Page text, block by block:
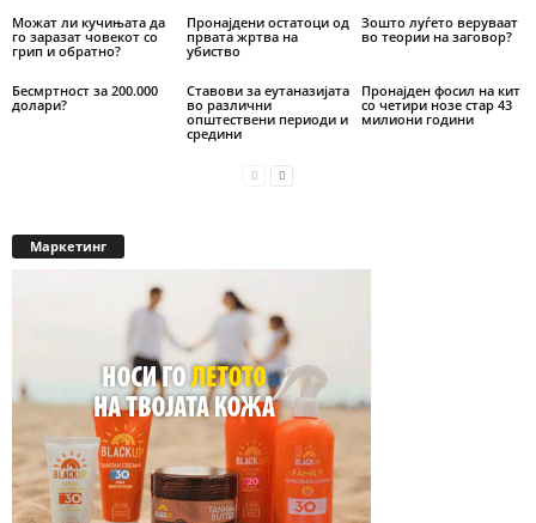
Можат ли кучињата да
го заразат човекот со
грип и обратно?
Пронајдени остатоци од
првата жртва на
убиство
Зошто луѓето веруваат
во теории на заговор?
Бесмртност за 200.000
долари?
Ставови за еутаназијата
во различни
општествени периоди и
средини
Пронајден фосил на кит
со четири нозе стар 43
милиони години
Маркетинг